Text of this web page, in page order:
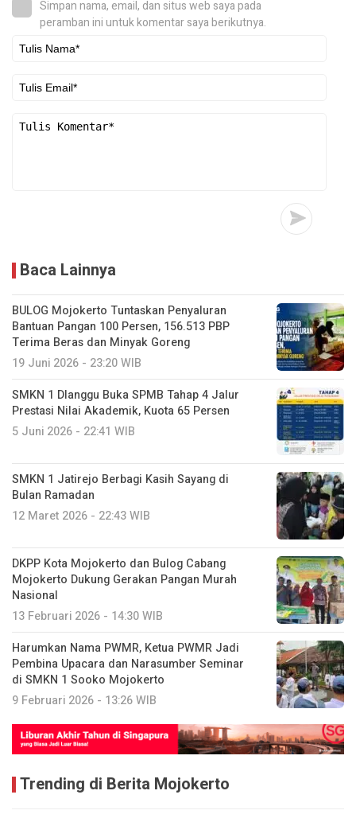
Simpan nama, email, dan situs web saya pada
peramban ini untuk komentar saya berikutnya.
Baca Lainnya
BULOG Mojokerto Tuntaskan Penyaluran
Bantuan Pangan 100 Persen, 156.513 PBP
Terima Beras dan Minyak Goreng
19 Juni 2026 - 23:20 WIB
SMKN 1 Dlanggu Buka SPMB Tahap 4 Jalur
Prestasi Nilai Akademik, Kuota 65 Persen
5 Juni 2026 - 22:41 WIB
SMKN 1 Jatirejo Berbagi Kasih Sayang di
Bulan Ramadan
12 Maret 2026 - 22:43 WIB
DKPP Kota Mojokerto dan Bulog Cabang
Mojokerto Dukung Gerakan Pangan Murah
Nasional
13 Februari 2026 - 14:30 WIB
Harumkan Nama PWMR, Ketua PWMR Jadi
Pembina Upacara dan Narasumber Seminar
di SMKN 1 Sooko Mojokerto
9 Februari 2026 - 13:26 WIB
Trending di Berita Mojokerto